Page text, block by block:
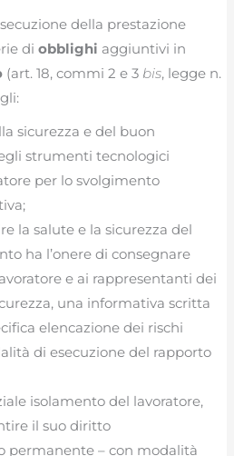
della prestazione
diobblighi aggiuntivi in
(art. 18, commi 2 e 3 bis, legge n.
sicurezza e del buon
strumenti tecnologici
per lo svolgimento
la salute e la sicurezza del
ha l’onere di consegnare
e ai rappresentanti dei
una informativa scritta
elencazione dei rischi
di esecuzione del rapporto
isolamento del lavoratore,
il suo diritto
permanente – con modalità